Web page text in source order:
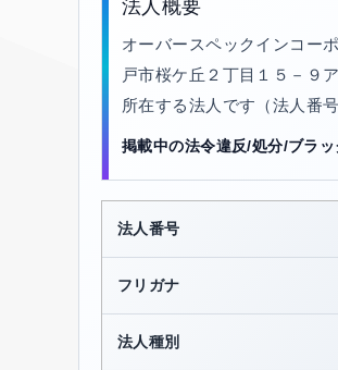
法人概要
オーバースペックインコー
戸市桜ケ丘２丁目１５－９
所在する法人です（法人番
掲載中の法令違反/処分/ブラッ
法人番号
フリガナ
法人種別